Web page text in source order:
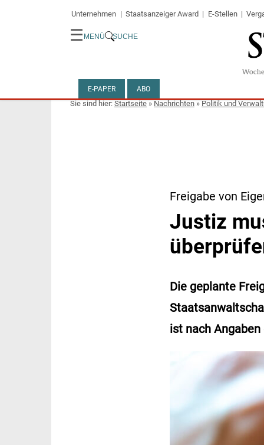
Unternehmen Staatsanzeiger Award E-Stellen
☰ MENÜ SUCHE
E-PAPER ABO
Startseite»Nachrichten»Politik und
Freigabe von
Justiz
Die geplante
ist nach